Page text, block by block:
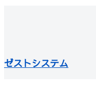
ゼストシステム